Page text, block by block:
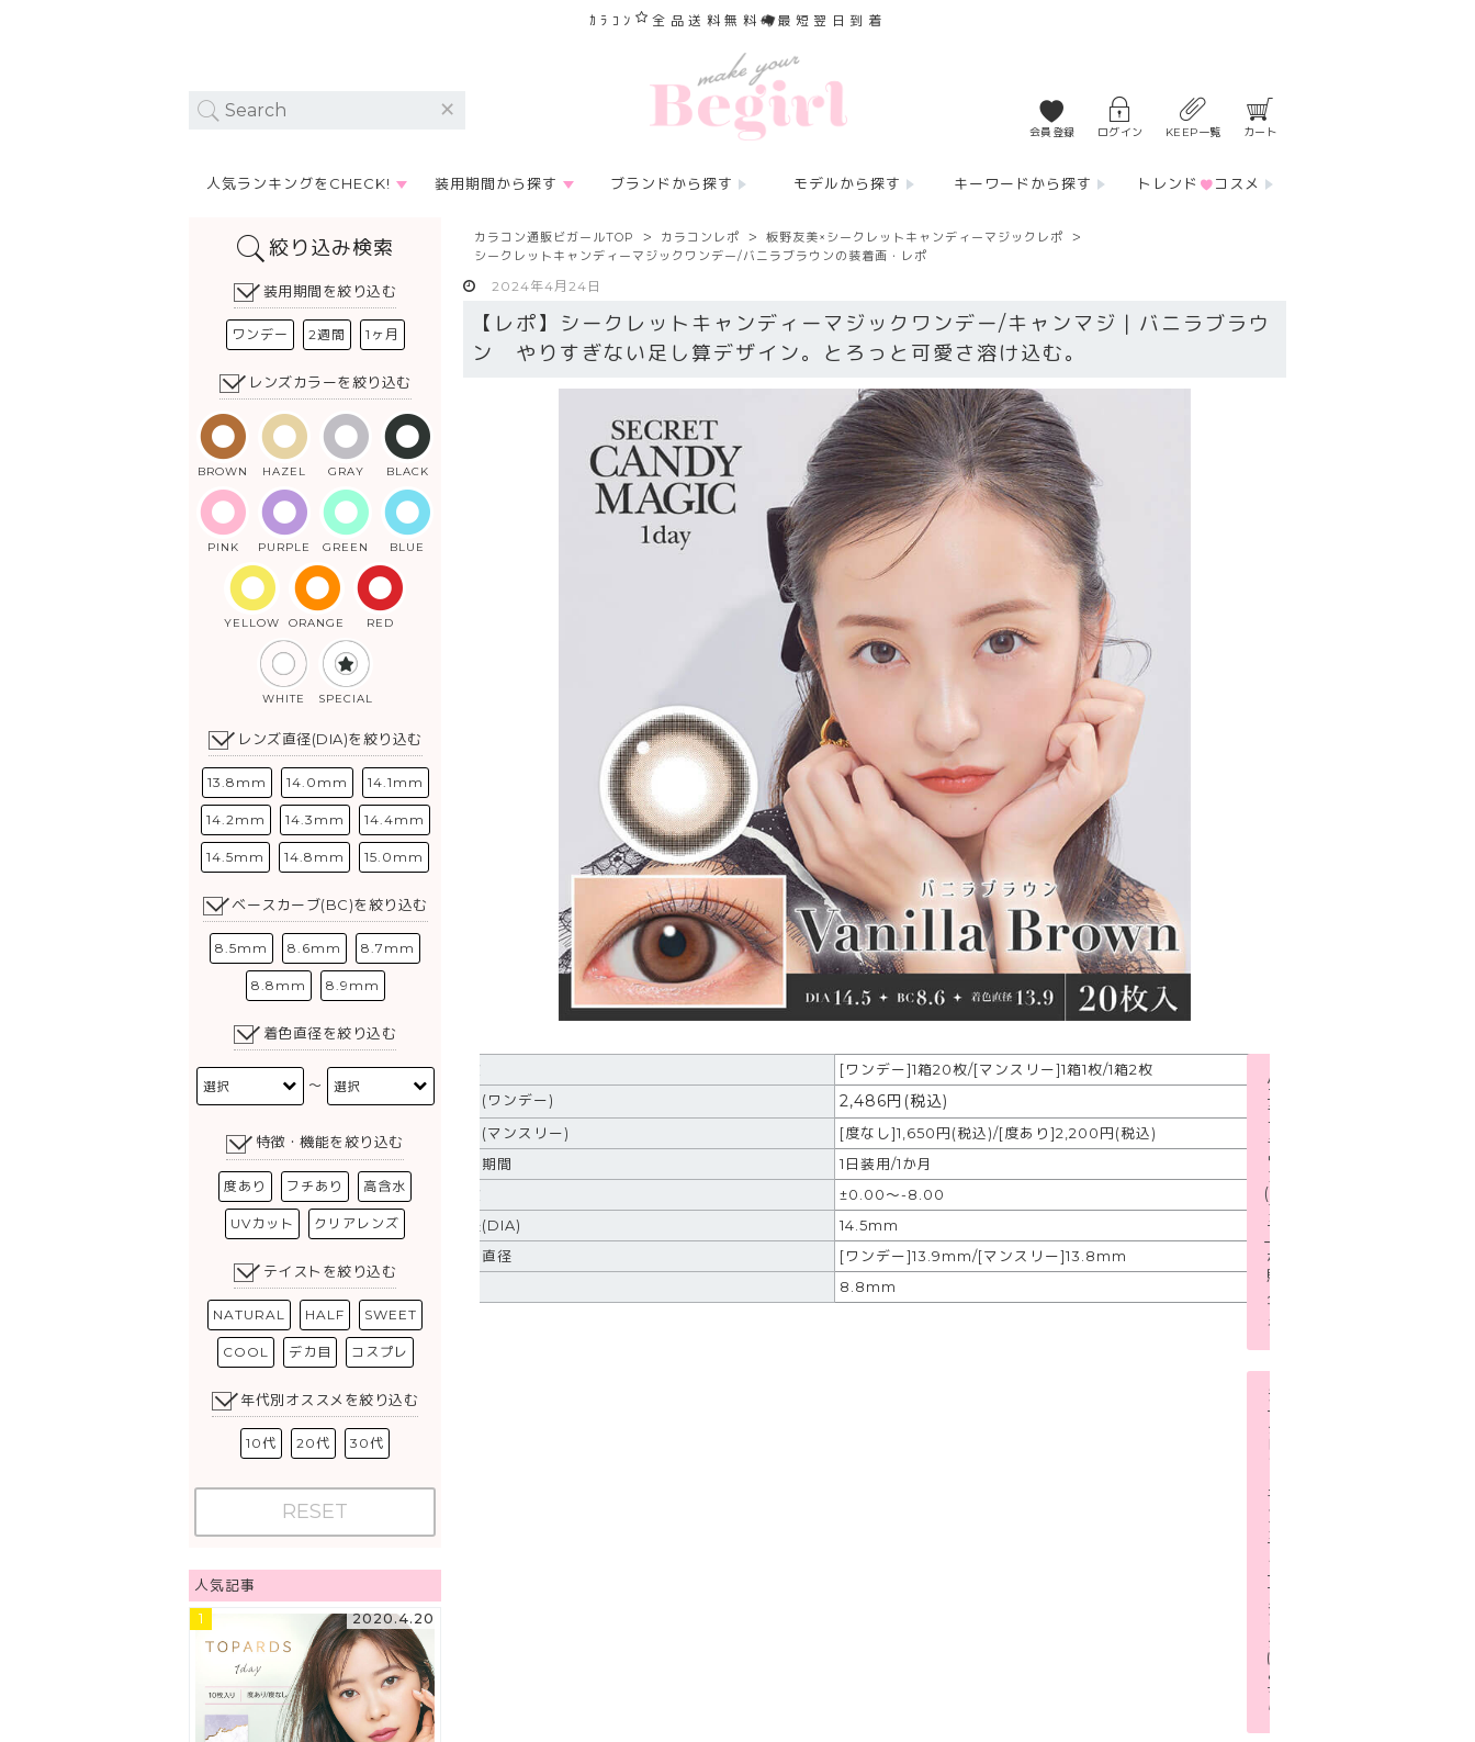
ｶﾗｺﾝ 全品送料無料 最短翌日到着
会員登録 ログイン KEEP一覧 カート
人気ランキングをCHECK! 装用期間から探す ブランドから探す モデルから探す キーワードから探す トレンド コスメ
絞り込み検索
装用期間を絞り込む
ワンデー 2週間 1ヶ月
レンズカラーを絞り込む
BROWN HAZEL GRAY BLACK
PINK PURPLE GREEN BLUE
YELLOW ORANGE RED
WHITE SPECIAL
レンズ直径(DIA)を絞り込む
13.8mm 14.0mm 14.1mm
14.2mm 14.3mm 14.4mm
14.5mm 14.8mm 15.0mm
ベースカーブ(BC)を絞り込む
8.5mm 8.6mm 8.7mm
8.8mm 8.9mm
着色直径を絞り込む
〜
特徴・機能を絞り込む
度あり フチあり 高含水
UVカット クリアレンズ
テイストを絞り込む
NATURAL HALF SWEET
COOL デカ目 コスプレ
年代別オススメを絞り込む
10代 20代 30代
RESET
人気記事
1
2020.4.20
カラコン通販ビガールTOP カラコンレポ
板野友美×シークレットキャンディーマジックレポ
シークレットキャンディーマジックワンデー/バニラブラウンの装着画・レポ
2024年4月24日
【レポ】シークレットキャンディーマジックワンデー/キャンマジ｜バニラブラウ
ン やりすぎない足し算デザイン。とろっと可愛さ溶け込む。
枚数
[ワンデー]1箱20枚/[マンスリー]1箱1枚/1箱2枚
価格(ワンデー)
2,486円 (税込)
価格(マンスリー)
[度なし]1,650円(税込)/[度あり]2,200円(税込)
使用期間
1日装用/1か月
度数
±0.00～-8.00
直径(DIA)
14.5mm
着色直径
[ワンデー]13.9mm/[マンスリー]13.8mm
8.8mm
バ
ニ
ラ
ブ
ラ
ウ
ン
(ワ
ン
デ
ー)
を
購
入
す
る
シ
ー
ク
レ
ッ
キ
ャ
ン
デ
ィ
ー
マ
ジ
ッ
ク
は
こ
ち
ら